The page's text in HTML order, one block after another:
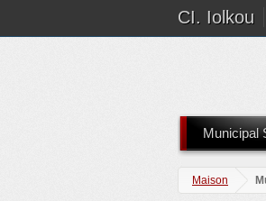
CI. Iolkou
Municipal
Maison